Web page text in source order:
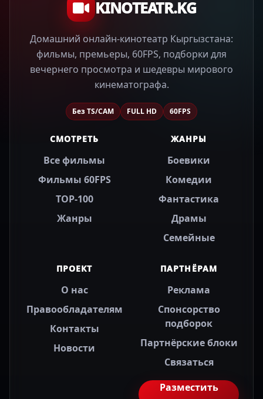
KINOTEATR.KG
Домашний онлайн-кинотеатр Кыргызстана:
фильмы, премьеры, 60FPS, подборки для
вечернего просмотра и шедевры мирового
кинематографа.
Без TS/CAM FULL HD 60FPS
СМОТРЕТЬ
Все фильмы
Фильмы 60FPS
TOP-100
Жанры
ЖАНРЫ
Боевики
Комедии
Фантастика
Драмы
Семейные
ПРОЕКТ
О нас
Правообладателям
Контакты
Новости
ПАРТНЁРАМ
Реклама
Спонсорство
подборок
Партнёрские блоки
Связаться
Разместить